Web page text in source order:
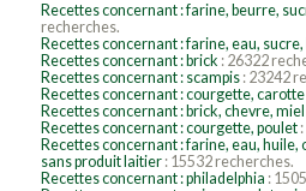
Recettes concernant : farine, beurre,
recherches.
Recettes concernant : farine, eau,
Recettes concernant : brick : 26322
Recettes concernant : scampis: 23242
Recettes concernant : courgette, carotte
Recettes concernant : brick, chevre, miel
Recettes concernant : courgette, poulet:
Recettes concernant : farine, eau, huile,
sans produit laitier: 15532 recherches.
Recettes concernant : philadelphia :